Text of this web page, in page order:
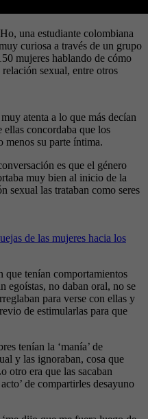
una estudiante colombiana
curiosa a través de un grupo
mujeres hablando de cómo
sexual, entre otros
atenta a lo que más decían
concordaba que los
menos su parte íntima.
es que el género
muy bien al inicio de la
sexual las trataban como seres
de las mujeres hacia los
que tenían comportamientos
egoístas, no daban oral, no se
para verse con ellas y
de estimularlas para que
tenían la ‘manía’ de
y las ignoraban, cosa que
otro era que las sacaban
de compartirles desayuno